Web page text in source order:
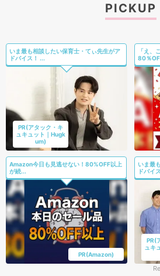
PICKUP
いま最も相談したい保育士・てぃ先生がア
ドバイス！ ...
PR(アタック・キ
ュキュット｜Hugk
um)
「え、
80％
Amazon今日も見逃せない！80%OFF以上
が続...
PR(Amazon)
いま最
ドバイ
PR(
ュキ